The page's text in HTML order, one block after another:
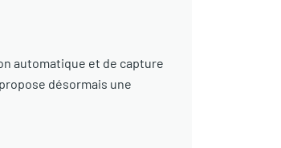
automatique et de capture
désormais une